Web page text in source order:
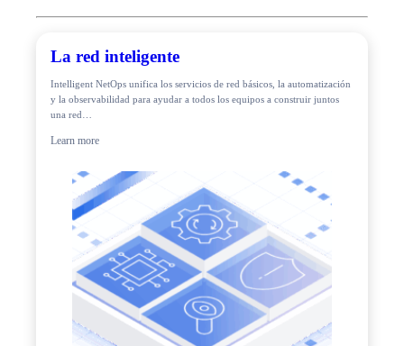
La red inteligente
Intelligent NetOps unifica los servicios de red básicos, la automatización
y la observabilidad para ayudar a todos los equipos a construir juntos
una red…
Learn more